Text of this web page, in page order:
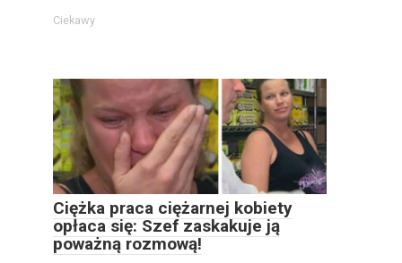
Ciekawy
Ciężka praca ciężarnej kobiety
opłaca się: Szef zaskakuje ją
poważną rozmową!